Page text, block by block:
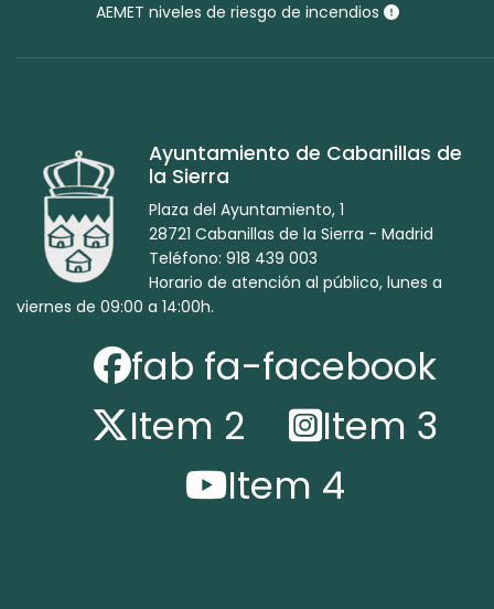
AEMET niveles de riesgo de incendios
Ayuntamiento de Cabanillas de
la Sierra
Plaza del Ayuntamiento, 1
28721 Cabanillas de la Sierra - Madrid
Teléfono: 918 439 003
Horario de atención al público, lunes a
viernes de 09:00 a 14:00h.
fab fa-facebook
Item 2
Item 3
Item 4